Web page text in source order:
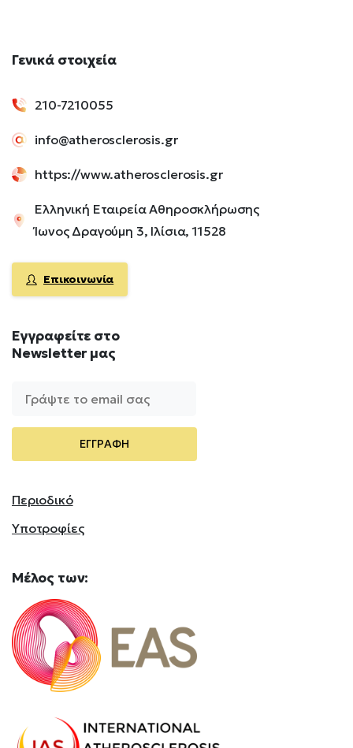
Γενικά στοιχεία
210-7210055
info@atherosclerosis.gr
https://www.atherosclerosis.gr
Ελληνική Εταιρεία Αθηροσκλήρωσης
Ίωνος Δραγούμη 3, Ιλίσια, 11528
Επικοινωνία
Εγγραφείτε στο
Newsletter μας
Περιοδικό
Υποτροφίες
Mέλος των: